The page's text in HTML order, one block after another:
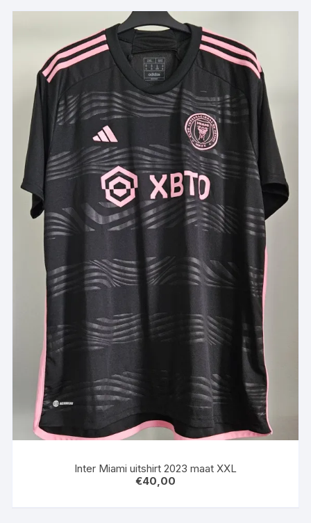
Inter Miami uitshirt 2023 maat XXL
€40,00